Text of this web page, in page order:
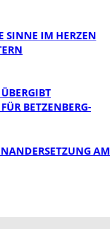
SINNE IM HERZEN
BETZENBERG-
AM